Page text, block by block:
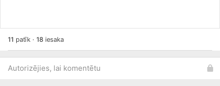
11 patīk · 18iesaka
Autorizējies, lai komentētu